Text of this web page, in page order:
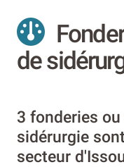
de
3 fonderies
sidérurgie
secteur